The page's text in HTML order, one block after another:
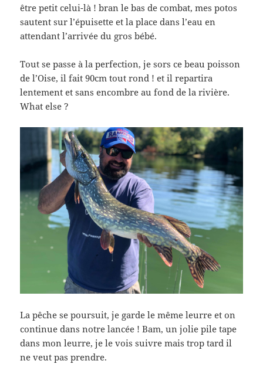
être petit celui-là ! bran le bas de combat, mes potos
sautent sur l’épuisette et la place dans l’eau en
attendant l’arrivée du gros bébé.
Tout se passe à la perfection, je sors ce beau poisson
de l’Oise, il fait 90cm tout rond ! et il repartira
lentement et sans encombre au fond de la rivière.
What else ?
La pêche se poursuit, je garde le même leurre et on
continue dans notre lancée ! Bam, un jolie pile tape
dans mon leurre, je le vois suivre mais trop tard il
ne veut pas prendre.